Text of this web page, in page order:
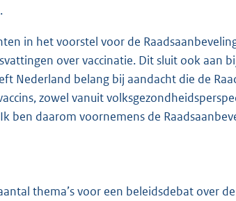
in het voorstel voor de
over vaccinatie. Dit sluit ook aan
Nederland belang bij aandacht die de
zowel vanuit
ben daarom voornemens de
thema’s voor een beleidsdebat over